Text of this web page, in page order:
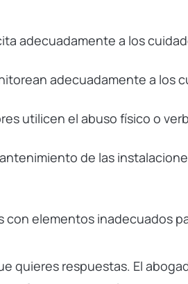
adecuadamente a los
adecuadamente a los
utilicen el abuso físico o
de las
con elementos inadecuados
quieres respuestas. El